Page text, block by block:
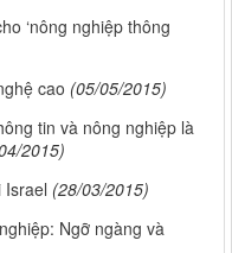
‘nông nghiệp thông
cao (05/05/2015)
tin và nông nghiệp là
2015)
Israel (28/03/2015)
Ngỡ ngàng và